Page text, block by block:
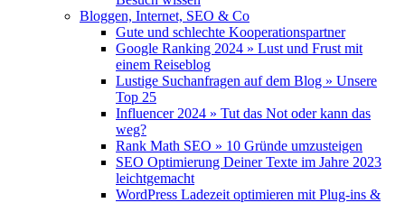
Bloggen, Internet, SEO & Co
Gute und schlechte Kooperationspartner
Google Ranking 2024 » Lust und Frust mit
einem Reiseblog
Lustige Suchanfragen auf dem Blog » Unsere
Top 25
Influencer 2024 » Tut das Not oder kann das
weg?
Rank Math SEO » 10 Gründe umzusteigen
SEO Optimierung Deiner Texte im Jahre 2023
leichtgemacht
WordPress Ladezeit optimieren mit Plug-ins &